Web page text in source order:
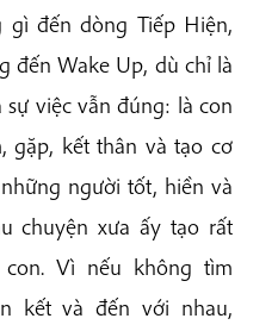
đến dòng Tiếp Hiện,
đến Wake Up, dù chỉ là
việc vẫn đúng: là con
gặp, kết thân và tạo cơ
người tốt, hiền và
chuyện xưa ấy tạo rất
Vì nếu không tìm
kết và đến với nhau,